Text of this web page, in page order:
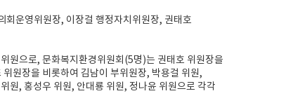
회운영위원장, 이장걸 행정자치위원장, 권태호
원으로, 문화복지환경위원회(5명)는 권태호 위원장을
원장을 비롯하여 김남이 부위원장, 박용걸 위원,
원, 홍성우 위원, 안대룡 위원, 정나윤 위원으로 각각